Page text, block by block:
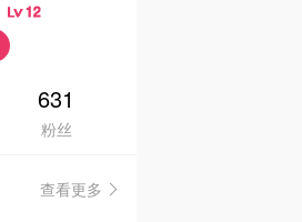
🇦🇺
🇳🇿新西兰
12
631
粉丝
查看更多